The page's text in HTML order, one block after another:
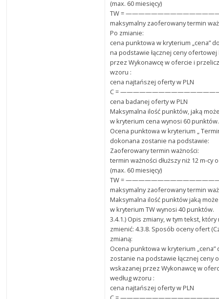
(max. 60 miesięcy)
TW =
maksymalny zaoferowany termin
Po zmianie:
cena punktowa w kryterium „cena”
na podstawie łącznej ceny
przez Wykonawcę w ofercie i
wzoru :
cena najtańszej oferty w PLN
C = ————————————————
cena badanej oferty w PLN
Maksymalna ilość punktów, jaką
w kryterium cena wynosi 60 punktów.
Ocena punktowa w kryterium „
dokonana zostanie na podstawie:
Zaoferowany termin ważności:
termin ważności dłuższy niż 12 m-cy
(max. 60 miesięcy)
TW =
maksymalny zaoferowany termin
Maksymalna ilość punktów jaką
w kryterium TW wynosi 40 punktów.
3.4.1.) Opis zmiany, w tym tekst,
zmienić: 4.3.8. Sposób oceny ofert
zmianą:
Ocena punktowa w kryterium „cena”
zostanie na podstawie łącznej ceny
wskazanej przez Wykonawcę w
według wzoru :
cena najtańszej oferty w PLN